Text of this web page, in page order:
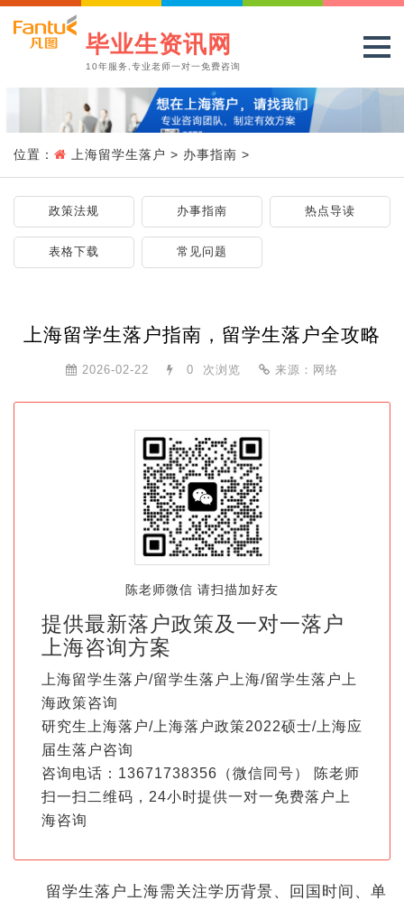
毕业生资讯网
10年服务,专业老师一对一免费咨询
位置： 上海留学生落户 > 办事指南 >
政策法规 办事指南 热点导读
表格下载 常见问题
上海留学生落户指南，留学生落户全攻略
2026-02-22 0 次浏览 来源：网络
陈老师微信 请扫描加好友
提供最新落户政策及一对一落户
上海咨询方案
上海留学生落户/留学生落户上海/留学生落户上
海政策咨询
研究生上海落户/上海落户政策2022硕士/上海应
届生落户咨询
咨询电话：13671738356（微信同号） 陈老师
扫一扫二维码，24小时提供一对一免费落户上
海咨询
留学生落户上海需关注学历背景、回国时间、单